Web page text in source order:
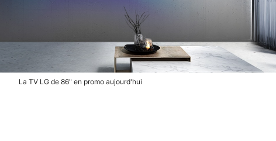
La TV LG de 86" en promo aujourd'hui